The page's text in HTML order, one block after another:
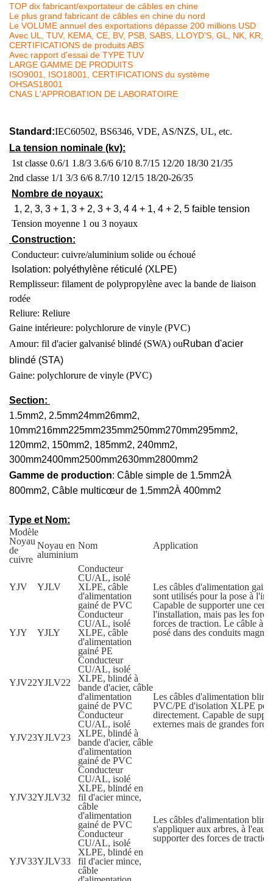
TOP dix fabricant/exportateur de câbles en chine
Le plus grand fabricant de câbles en chine du nord
Le VOLUME annuel des exportations dépasse 200 millions USD
Avec UL, TUV, KEMA, CE, BV, PSB, SABS, LLOYD'S, GL, NK, KR,
CERTIFICATIONS de produits ABS
Avec rapport d'essai de TYPE TUV
LARGE GAMME DE PRODUITS
ISO9001, ISO18001, CERTIFICATIONS du système
OHSAS18001
CNAS L'APPROBATION DE LABORATOIRE
Standard:IEC60502, BS6346, VDE, AS/NZS, UL, etc.
La tension nominale (kv):
1st classe 0.6/1 1.8/3 3.6/6 6/10 8.7/15 12/20 18/30 21/35
2nd classe 1/1 3/3 6/6 8.7/10 12/15 18/20-26/35
Nombre de noyaux:
1, 2, 3, 3 + 1, 3 + 2, 3 + 3, 4 4 + 1, 4 + 2, 5 faible tension
Tension moyenne 1 ou 3 noyaux
Construction:
Conducteur: cuivre/aluminium solide ou échoué
Isolation: polyéthylène réticulé (XLPE)
Remplisseur: filament de polypropylène avec la bande de liaison
rodée
Reliure: Reliure
Gaine intérieure: polychlorure de vinyle (PVC)
Amour: fil d'acier galvanisé blindé (SWA) ouRuban d'acier
blindé (STA)
Gaine: polychlorure de vinyle (PVC)
Section:
1.5mm2, 2.5mm24mm26mm2,
10mm216mm225mm235mm250mm270mm295mm2,
120mm2, 150mm2, 185mm2, 240mm2,
300mm2400mm2500mm2630mm2800mm2
Gamme de production: Câble simple de 1.5mm2À
800mm2, Câble multicœur de 1.5mm2À 400mm2
Type et Nom:
Modèle
Nom
Application
Noyau
de
cuivre
Noyau en
aluminium
YJV YJLV
Conducteur
CU/AL, isolé
XLPE, câble
d'alimentation
gainé de PVC
Les câbles d'alimentation
sont utilisés pour la pose à
Capable de supporter une
l'installation, mais pas les
forces de traction. Le câble à
posé dans des conduits
YJY YJLY
Conducteur
CU/AL, isolé
XLPE, câble
d'alimentation
gainé PE
YJV22YJLV22
Conducteur
CU/AL, isolé
XLPE, blindé à
bande d'acier, câble
d'alimentation
gainé de PVC
Les câbles d'alimentation
PVC/PE d'isolation XLPE
directement. Capable de
externes mais de grandes
YJV23YJLV23
Conducteur
CU/AL, isolé
XLPE, blindé à
bande d'acier, câble
d'alimentation
gainé de PVC
YJV32YJLV32
Conducteur
CU/AL, isolé
XLPE, blindé en
fil d'acier mince,
câble
d'alimentation
gainé de PVC
Les câbles d'alimentation
s'appliquer aux arbres, à l'eau
supporter des forces de
YJV33YJLV33
Conducteur
CU/AL, isolé
XLPE, blindé en
fil d'acier mince,
câble